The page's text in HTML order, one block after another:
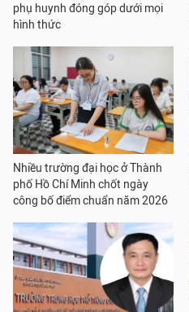
phụ huynh đóng góp dưới mọi
hình thức
Nhiều trường đại học ở Thành
phố Hồ Chí Minh chốt ngày
công bố điểm chuẩn năm 2026